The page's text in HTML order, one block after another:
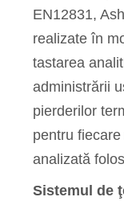
EN12831,
realizate în
tastarea
administrării
pierderilor
pentru
analizată
Sistemul de